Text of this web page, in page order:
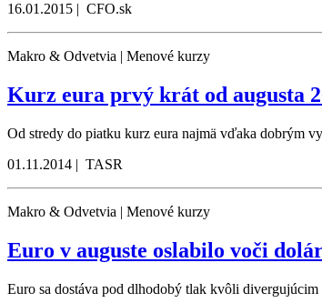
16.01.2015 | CFO.sk
Makro & Odvetvia | Menové kurzy
Kurz eura prvý krát od augusta
Od stredy do piatku kurz eura najmä vďaka dobrým
01.11.2014 | TASR
Makro & Odvetvia | Menové kurzy
Euro v auguste oslabilo voči
Euro sa dostáva pod dlhodobý tlak kvôli